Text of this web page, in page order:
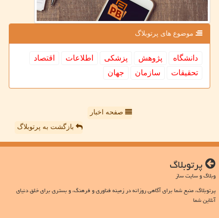
موضوع های پرتوبلاگ
دانشگاه پژوهش پزشكی اطلاعات
اقتصاد
تحقیقات
سازمان جهان
صفحه اخبار
بازگشت به پرتوبلاگ
پرتوبلاگ
وبلاگ و سایت ساز
پرتوبلاگ، منبع شما برای آگاهی روزانه در زمینه فناوری و فرهنگ، و بستری برای خلق دنیای
آنلاین شما